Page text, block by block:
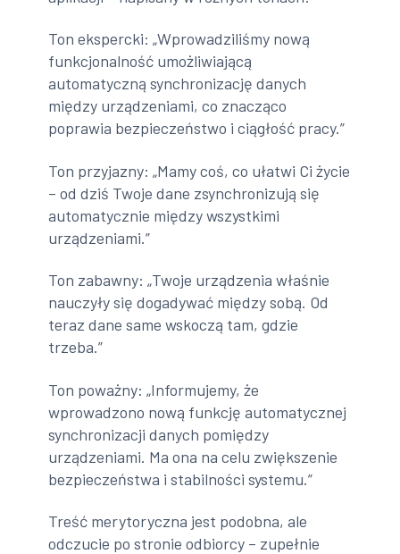
Ton ekspercki: „Wprowadziliśmy nową
funkcjonalność umożliwiającą
automatyczną synchronizację danych
między urządzeniami, co znacząco
poprawia bezpieczeństwo i ciągłość pracy.”
Ton przyjazny: „Mamy coś, co ułatwi Ci życie
– od dziś Twoje dane zsynchronizują się
automatycznie między wszystkimi
urządzeniami.”
Ton zabawny: „Twoje urządzenia właśnie
nauczyły się dogadywać między sobą. Od
teraz dane same wskoczą tam, gdzie
trzeba.”
Ton poważny: „Informujemy, że
wprowadzono nową funkcję automatycznej
synchronizacji danych pomiędzy
urządzeniami. Ma ona na celu zwiększenie
bezpieczeństwa i stabilności systemu.”
Treść merytoryczna jest podobna, ale
odczucie po stronie odbiorcy – zupełnie